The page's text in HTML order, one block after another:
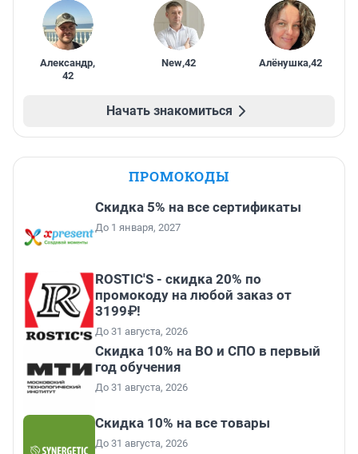
Александр,
42
New,42 Алёнушка,42
Начать знакомиться
ПРОМОКОДЫ
Скидка 5% на все сертификаты
До 1 января, 2027
ROSTIC'S - скидка 20% по
промокоду на любой заказ от
3199₽!
До 31 августа, 2026
Скидка 10% на ВО и СПО в первый
год обучения
До 31 августа, 2026
Скидка 10% на все товары
До 31 августа, 2026